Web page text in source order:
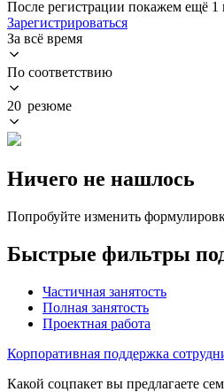
После регистрации покажем ещё 1
Зарегистрироваться
За всё время
По соответствию
20 резюме
Ничего не нашлось
Попробуйте изменить
Быстрые фильтры
Частичная занятость
Полная занятость
Проектная работа
Корпоративная поддержка
Какой соцпакет вы предлагаете